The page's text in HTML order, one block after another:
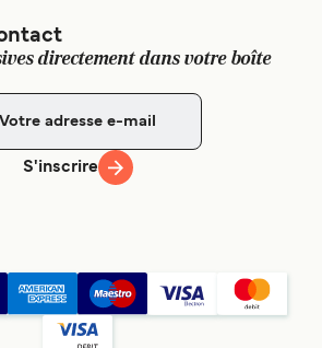
directement dans votre boîte
S'inscrire